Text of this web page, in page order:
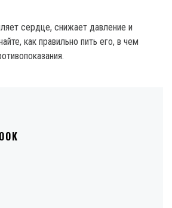
сердце, снижает давление и
как правильно пить его, в чем